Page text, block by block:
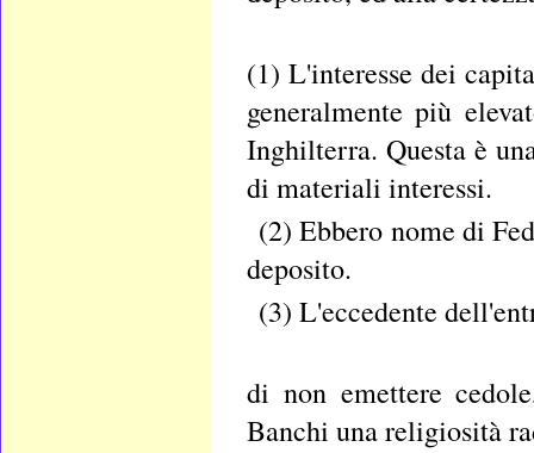
(1) L'interesse dei
generalmente più
Inghilterra. Questa è
di materiali interessi.
(2) Ebbero nome di
deposito.
(3) L'eccedente
di non emettere
Banchi una religiosità